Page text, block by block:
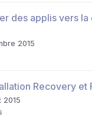
des applis vers la
2015
Recovery et
2015